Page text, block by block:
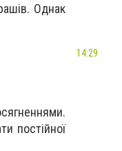
Однак
постійної
14:29